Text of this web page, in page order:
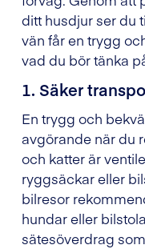
ditt husdjur ser du
vän får en trygg
vad du bör tänka
1. Säker
En trygg och
avgörande när du
och katter är
ryggsäckar eller
bilresor
hundar eller
sätesöverdrag